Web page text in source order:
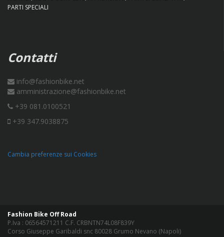
PARTI SPECIALI
Contatti
info@fashionbike.net
amministrazione@fashionbike.net
+39 081.0100521
+39 347.9038875
Cambia preferenze sui Cookies
Fashion Bike Off Road
P.Iva : 06564571211 C.F. CRBNTN74L08F839Y
Corso Giuseppe Garibaldi snc 80028 Grumo Nevano (Napoli)